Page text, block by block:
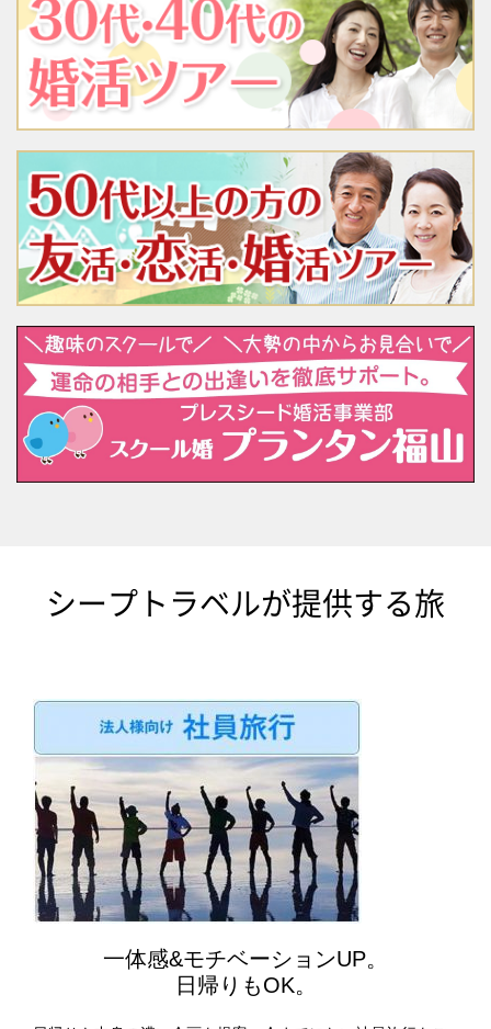
シープトラベルが提供する旅
一体感&モチベーションUP。
日帰りもOK。